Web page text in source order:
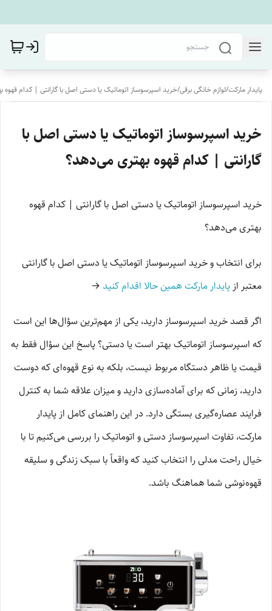
پایدار مارکت/لوازم خانگی برقی/خرید اسپرسوساز اتوماتیک یا دستی اصل با گارانتی | کدام
خرید اسپرسوساز اتوماتیک یا دستی اصل با
گارانتی | کدام قهوه بهتری می‌دهد؟
خرید اسپرسوساز اتوماتیک یا دستی اصل با گارانتی | کدام قهوه
بهتری می‌دهد؟
برای انتخاب و خرید اسپرسوساز اتوماتیک یا دستی اصل با گارانتی
معتبر از پایدار مارکت همین حالا اقدام کنید →
اگر قصد خرید اسپرسوساز دارید، یکی از مهم‌ترین سؤال‌ها این است
که اسپرسوساز اتوماتیک بهتر است یا دستی؟ پاسخ این سؤال فقط به
قیمت یا ظاهر دستگاه مربوط نیست، بلکه به نوع قهوه‌ای که دوست
دارید، زمانی که برای آماده‌سازی دارید و میزان علاقه شما به کنترل
فرایند عصاره‌گیری بستگی دارد. در این راهنمای کامل از پایدار
مارکت، تفاوت اسپرسوساز دستی و اتوماتیک را بررسی می‌کنیم تا با
خیال راحت مدلی را انتخاب کنید که واقعاً با سبک زندگی و سلیقه
قهوه‌نوشی شما هماهنگ باشد.